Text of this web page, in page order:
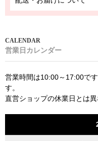
営業日カレンダー
営業時間は10:00～17:00です
す。
直営ショップの休業日とは異